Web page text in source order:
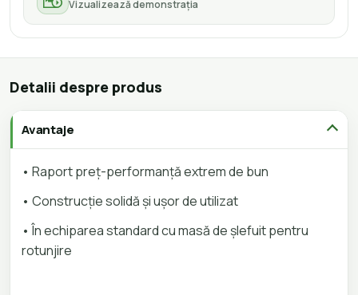
Vizualizează demonstrația
Detalii despre produs
Avantaje
• Raport preț-performanță extrem de bun
• Construcție solidă și ușor de utilizat
• În echiparea standard cu masă de șlefuit pentru
rotunjire